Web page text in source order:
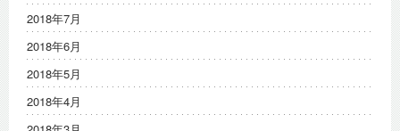
2018年7月
2018年6月
2018年5月
2018年4月